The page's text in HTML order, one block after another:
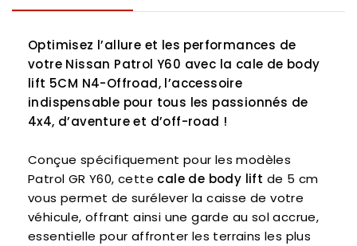
Optimisez l’allure et les performances de
votre Nissan Patrol Y60 avec la cale de body
lift 5CM N4-Offroad, l’accessoire
indispensable pour tous les passionnés de
4x4, d’aventure et d’off-road !
Conçue spécifiquement pour les modèles
Patrol GR Y60, cette cale de body lift de 5 cm
vous permet de surélever la caisse de votre
véhicule, offrant ainsi une garde au sol accrue,
essentielle pour affronter les terrains les plus